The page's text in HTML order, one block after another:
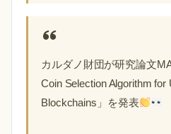
カルダノ財団が研究論文
Coin Selection Algorithm for
Blockchains」を発表